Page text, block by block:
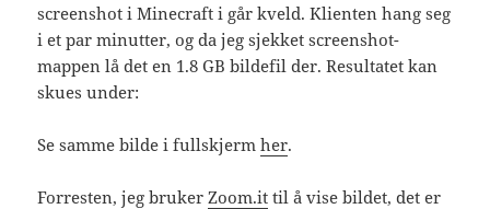
screenshot i Minecraft i går kveld. Klienten hang seg
i et par minutter, og da jeg sjekket screenshot-
mappen lå det en 1.8 GB bildefil der. Resultatet kan
skues under:
Se samme bilde i fullskjermher.
Forresten, jeg brukerZoom.it til å vise bildet, det er